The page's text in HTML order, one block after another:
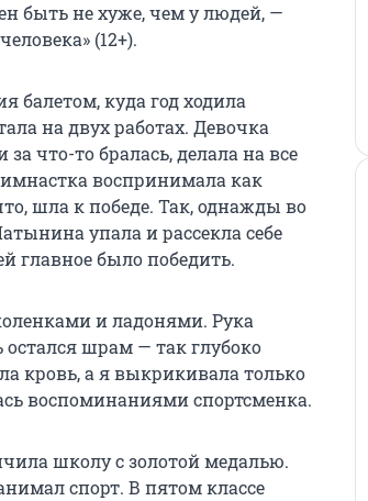
быть не хуже, чем у людей, —
(12+).
балетом, куда год ходила
на двух работах. Девочка
что-то бралась, делала на все
воспринимала как
шла к победе. Так, однажды во
упала и рассекла себе
главное было победить.
и ладонями. Рука
шрам — так глубоко
кровь, а я выкрикивала только
воспоминаниями спортсменка.
школу с золотой медалью.
спорт. В пятом классе